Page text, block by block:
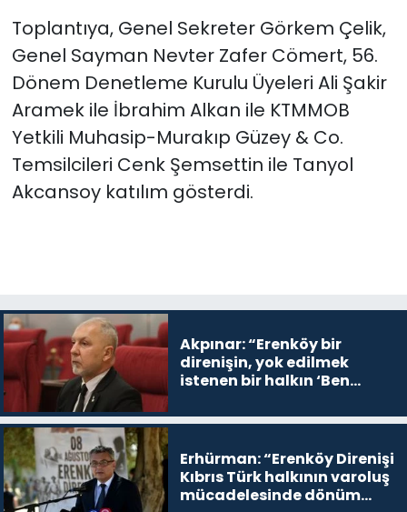
Toplantıya, Genel Sekreter Görkem Çelik,
Genel Sayman Nevter Zafer Cömert, 56.
Dönem Denetleme Kurulu Üyeleri Ali Şakir
Aramek ile İbrahim Alkan ile KTMMOB
Yetkili Muhasip-Murakıp Güzey & Co.
Temsilcileri Cenk Şemsettin ile Tanyol
Akcansoy katılım gösterdi.
Akpınar: “Erenköy bir
direnişin, yok edilmek
istenen bir halkın ‘Ben
devam edeceğim’ dediği
Erhürman: “Erenköy Direnişi
Kıbrıs Türk halkının varoluş
mücadelesinde dönüm
Yazarlar